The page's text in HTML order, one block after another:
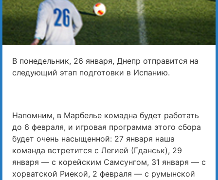
В понедельник, 26 января, Днепр отправится на
следующий этап подготовки в Испанию.
Напомним, в Марбелье комадна будет работать
до 6 февраля, и игровая программа этого сбора
будет очень насыщенной: 27 января наша
команда встретится с Легией (Гданськ), 29
января — с корейским Самсунгом, 31 января — с
хорватской Риекой, 2 февраля — с румынской